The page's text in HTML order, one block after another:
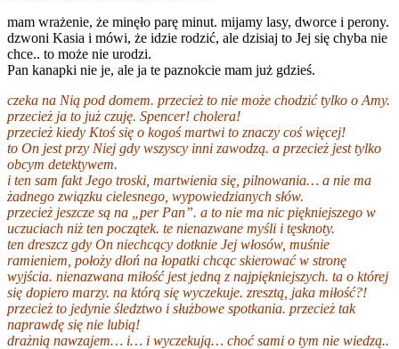
mam wrażenie, że minęło parę minut. mijamy lasy, dworce i perony.
dzwoni Kasia i mówi, że idzie rodzić, ale dzisiaj to Jej się chyba nie
chce.. to może nie urodzi.
Pan kanapki nie je, ale ja te paznokcie mam już gdzieś.
czeka na Nią pod domem. przecież to nie może chodzić tylko o Amy.
przecież ja to już czuję. Spencer! cholera!
przecież kiedy Ktoś się o kogoś martwi to znaczy coś więcej!
to On jest przy Niej gdy wszyscy inni zawodzą. a przecież jest tylko
obcym detektywem.
i ten sam fakt Jego troski, martwienia się, pilnowania… a nie ma
żadnego związku cielesnego, wypowiedzianych słów.
przecież jeszcze są na „per Pan”. a to nie ma nic piękniejszego w
uczuciach niż ten początek. te nienazwane myśli i tęsknoty.
ten dreszcz gdy On niechcący dotknie Jej włosów, muśnie
ramieniem, położy dłoń na łopatki chcąc skierować w stronę
wyjścia. nienazwana miłość jest jedną z najpiękniejszych. ta o której
się dopiero marzy. na którą się wyczekuje. zresztą, jaka miłość?!
przecież to jedynie śledztwo i służbowe spotkania. przecież tak
naprawdę się nie lubią!
drażnią nawzajem… i… i wyczekują… choć sami o tym nie wiedzą..